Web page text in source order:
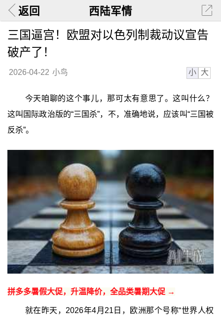
返回 西陆军情
三国逼宫！欧盟对以色列制裁动议宣告
破产了！
2026-04-22 小鸟 小 大
今天咱聊的这个事儿，那可太有意思了。这叫什么？
这叫国际政治版的“三国杀”，不，准确地说，应该叫“三国被
反杀”。
拼多多暑假大促，升温降价，全品类暑期大促 →
就在昨天，2026年4月21日，欧洲那个号称“世界人权